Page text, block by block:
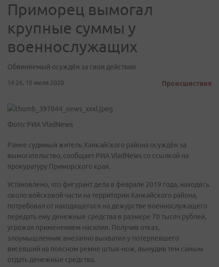
Приморец вымогал
крупные суммы у
военнослужащих
Обвиняемый осуждён за свои действия
14:26, 10 июля 2020 Происшествия
Фото: РИА VladNews
Ранее судимый житель Ханкайского района осуждён за
вымогательство, сообщает РИА VladNews со ссылкой на
прокуратуру Приморского края.
Установлено, что фигурант дела в феврале 2019 года, находясь
около войсковой части на территории Ханкайского района,
потребовал от находящегося на дежурстве военнослужащего
передать ему денежные средства в размере 70 тысяч рублей,
угрожая применением насилия. Получив отказ,
злоумышленник внезапно выхватил у потерпевшего
висевший на поясном ремне штык-нож, вынудив тем самым
отдать денежные средства.